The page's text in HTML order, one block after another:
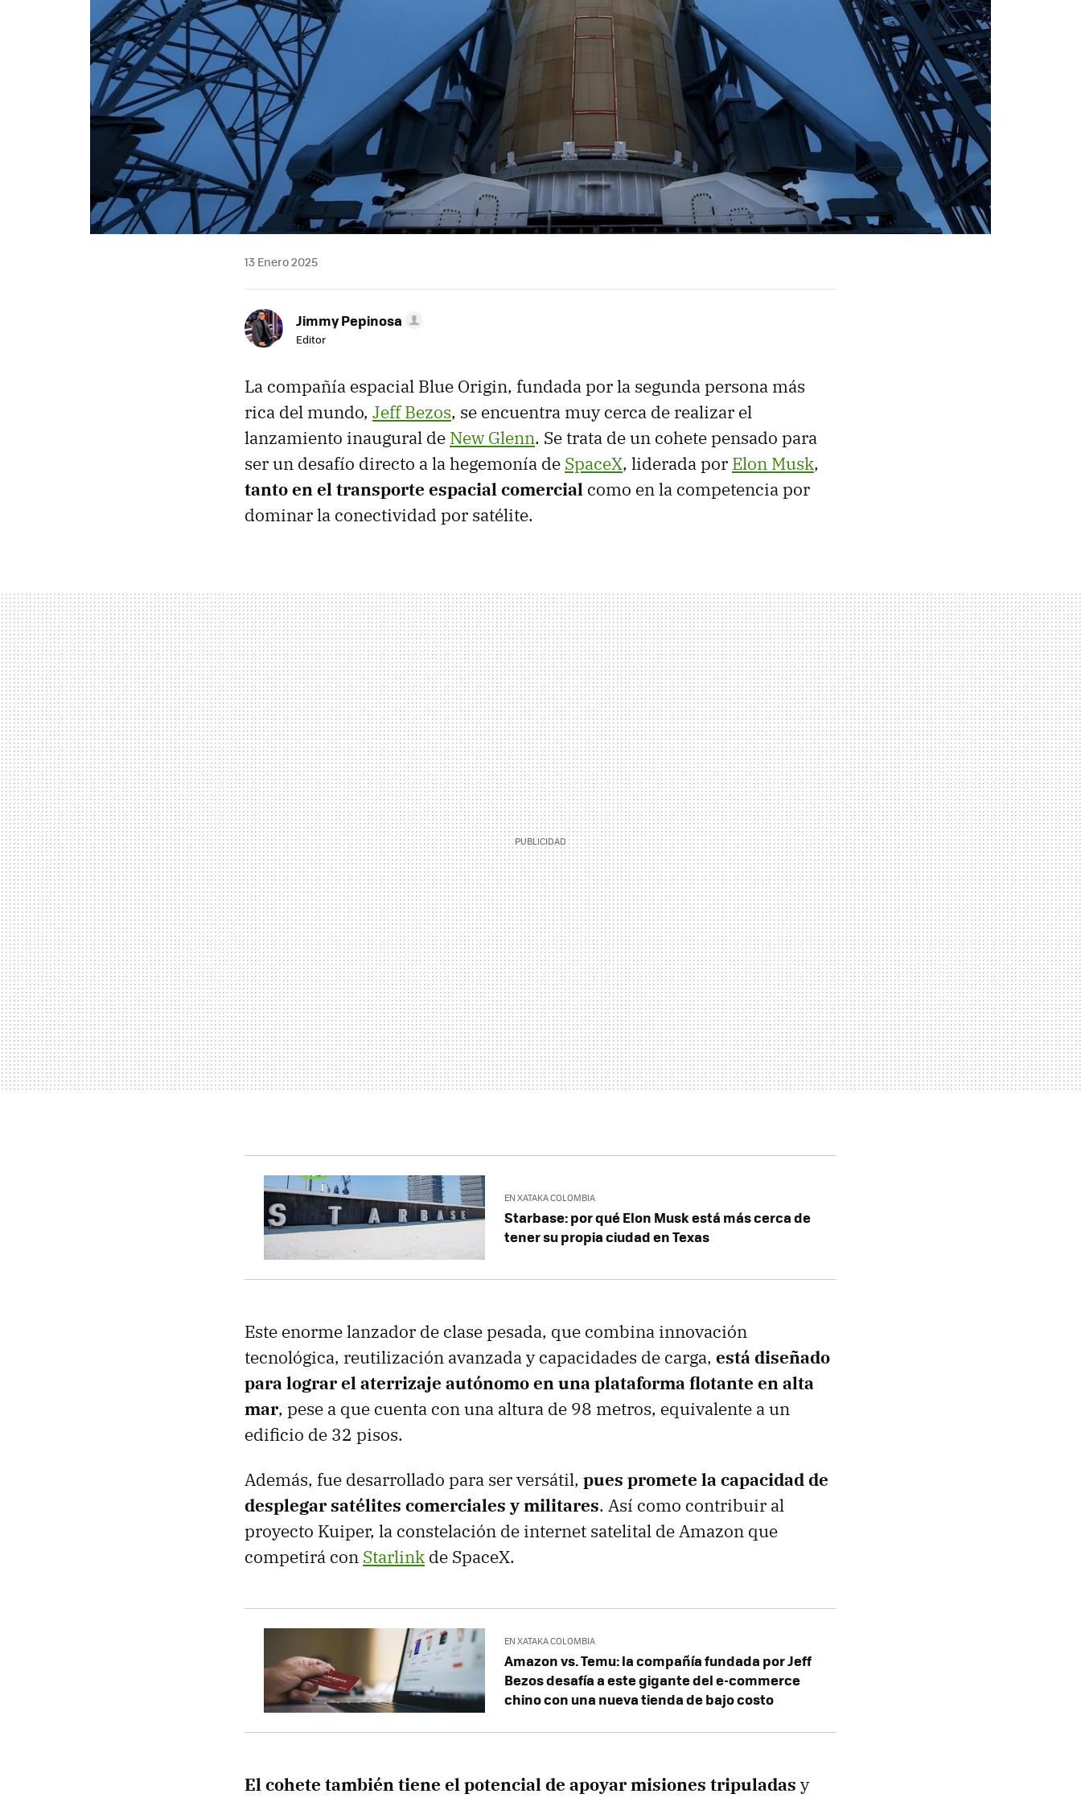
13 Enero 2025
Jimmy Pepinosa
Editor
La compañía espacial Blue Origin, fundada por la segunda persona más
rica del mundo, Jeff Bezos, se encuentra muy cerca de realizar el
lanzamiento inaugural de New Glenn. Se trata de un cohete pensado para
ser un desafío directo a la hegemonía de SpaceX, liderada por Elon Musk,
tanto en el transporte espacial comercial como en la competencia por
dominar la conectividad por satélite.
EN XATAKA COLOMBIA
Starbase: por qué Elon Musk está más cerca de
tener su propia ciudad en Texas
Este enorme lanzador de clase pesada, que combina innovación
tecnológica, reutilización avanzada y capacidades de carga, está diseñado
para lograr el aterrizaje autónomo en una plataforma flotante en alta
mar, pese a que cuenta con una altura de 98 metros, equivalente a un
edificio de 32 pisos.
Además, fue desarrollado para ser versátil, pues promete la capacidad de
desplegar satélites comerciales y militares. Así como contribuir al
proyecto Kuiper, la constelación de internet satelital de Amazon que
competirá con Starlink de SpaceX.
EN XATAKA COLOMBIA
Amazon vs. Temu: la compañía fundada por Jeff
Bezos desafía a este gigante del e-commerce
chino con una nueva tienda de bajo costo
El cohete también tiene el potencial de apoyar misiones tripuladas y